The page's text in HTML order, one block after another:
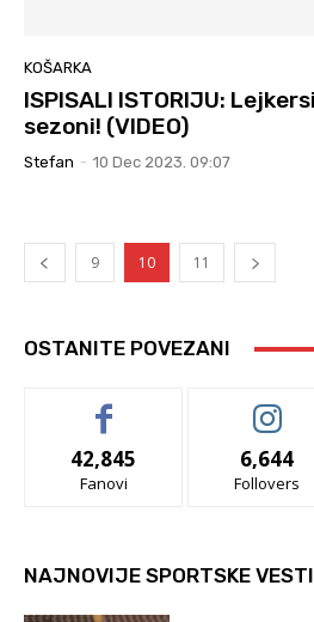
KOŠARKA
ISPISALI ISTORIJU:
sezoni! (VIDEO)
Stefan - 10 Dec 2023. 09:07
9 10 11
OSTANITE POVEZANI
42,845
Fanovi
6,644
Follovers
NAJNOVIJE SPORTSKE VESTI